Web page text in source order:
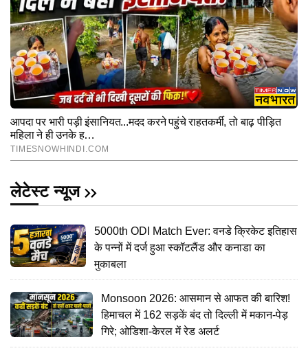
लेटेस्ट न्यूज
5000th ODI Match Ever: वनडे क्रिकेट इतिहास
के पन्नों में दर्ज हुआ स्कॉटलैंड और कनाडा का
मुकाबला
Monsoon 2026: आसमान से आफत की बारिश!
हिमाचल में 162 सड़कें बंद तो दिल्ली में मकान-पेड़
गिरे; ओडिशा-केरल में रेड अलर्ट